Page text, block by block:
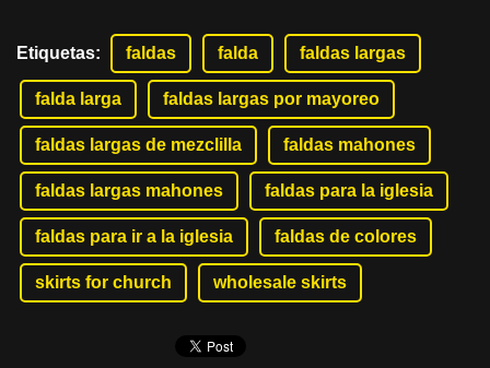
Etiquetas: faldas falda faldas largas
falda larga faldas largas por mayoreo
faldas largas de mezclilla faldas mahones
faldas largas mahones faldas para la iglesia
faldas para ir a la iglesia faldas de colores
skirts for church wholesale skirts